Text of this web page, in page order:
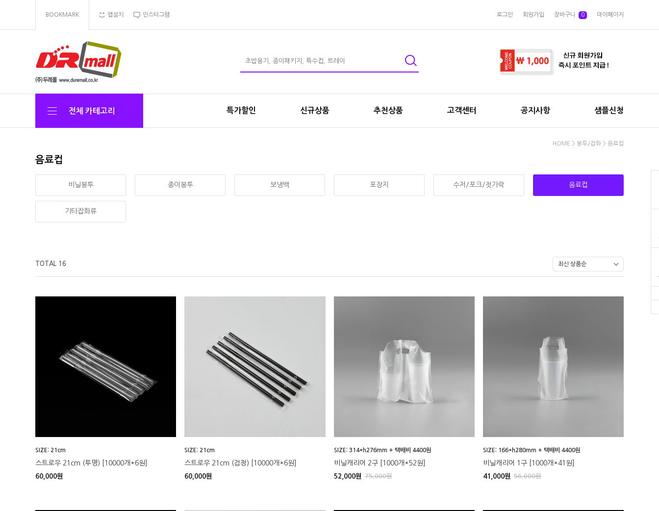
BOOKMARK 앱설치 인스타그램 로그인 회원가입 장바구니 0 마이페이지
전체 카테고리 특가할인 신규상품 추천상품 고객센터 공지사항 샘플신청
HOME > 봉투/잡화 > 음료컵
음료컵
비닐봉투 종이봉투 보냉백 포장지 수저/포크/젓가락 음료컵
기타잡화류
TOTAL 16
SIZE: 21cm
스트로우 21cm (투명) [10000개*6원]
60,000원
SIZE: 21cm
스트로우 21cm (검정) [10000개*6원]
60,000원
SIZE: 314*h276mm + 택배비 4400원
비닐캐리어 2구 [1000개*52원]
52,000원 75,000원
SIZE: 166*h280mm + 택배비 4400원
비닐캐리어 1구 [1000개*41원]
41,000원 56,000원